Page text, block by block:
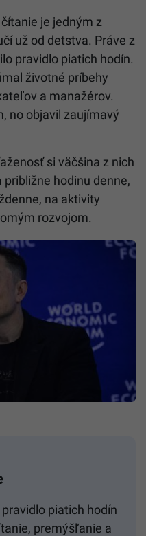
je jedným z
už od detstva. Práve z
pravidlo piatich hodín.
životné príbehy
a manažérov.
no objavil zaujímavý
si väčšina z nich
hodinu denne,
na aktivity
rozvojom.
piatich hodín
premýšľanie a